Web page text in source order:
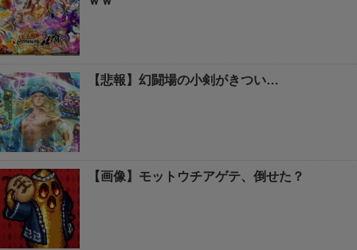
【悲報】幻闘場の小剣がきつい…
【画像】モットウチアゲテ、倒せた？